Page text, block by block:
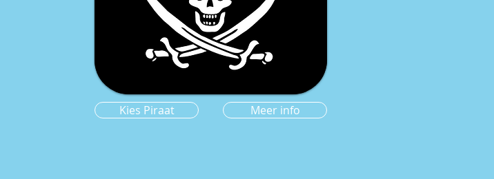
Kies Piraat Meer info